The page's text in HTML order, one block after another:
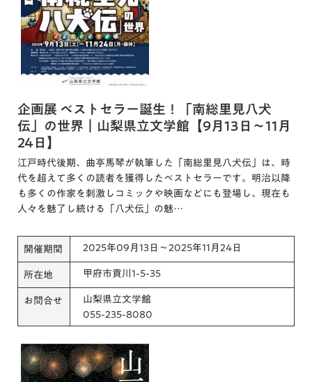
企画展 ベストセラー誕生！「南総里見八犬
伝」の世界｜山梨県立文学館【9月13日～11月
24日】
江戸時代後期、曲亭馬琴が執筆した「南総里見八犬伝」は、時
代を超えて多くの読者を獲得したベストセラーです。明治以降
も多くの作家を刺激しコミックや映画などにも登場し、現在も
人々を魅了し続ける「八犬伝」の魅…
開催期間 2025年09月13日～2025年11月24日
所在地 甲府市貢川1-5-35
お問合せ
山梨県立文学館
055-235-8080